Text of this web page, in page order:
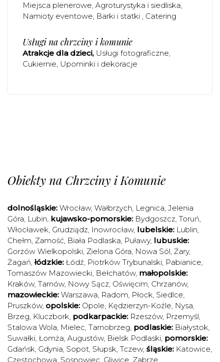
Miejsca plenerowe Agroturystyka i siedliska
Namioty eventowe Barki i statki Catering
Usługi na chrzciny i komunie
Atrakcje dla dzieci Usługi fotograficzne
Cukiernie Upominki i dekoracje
Obiekty na Chrzciny i Komunie
dolnośląskie: Wrocław, Wałbrzych, Legnica, Jelenia
Góra, Lubin, kujawsko-pomorskie: Bydgoszcz, Toruń,
Włocławek, Grudziądz, Inowrocław, lubelskie: Lublin,
Chełm, Zamość, Biała Podlaska, Puławy, lubuskie:
Gorzów Wielkopolski, Zielona Góra, Nowa Sól, Żary,
Żagań, łódzkie: Łódź, Piotrków Trybunalski, Pabianice,
Tomaszów Mazowiecki, Bełchatów, małopolskie:
Kraków, Tarnów, Nowy Sącz, Oświęcim, Chrzanów,
mazowieckie: Warszawa, Radom, Płock, Siedlce,
Pruszków, opolskie: Opole, Kędzierzyn-Koźle, Nysa,
Brzeg, Kluczbork, podkarpackie: Rzeszów, Przemyśl,
Stalowa Wola, Mielec, Tarnobrzeg, podlaskie: Białystok,
Suwałki, Łomża, Augustów, Bielsk Podlaski, pomorskie:
Gdańsk, Gdynia, Sopot, Słupsk, Tczew, śląskie: Katowice,
Częstochowa, Sosnowiec, Gliwice, Zabrze,